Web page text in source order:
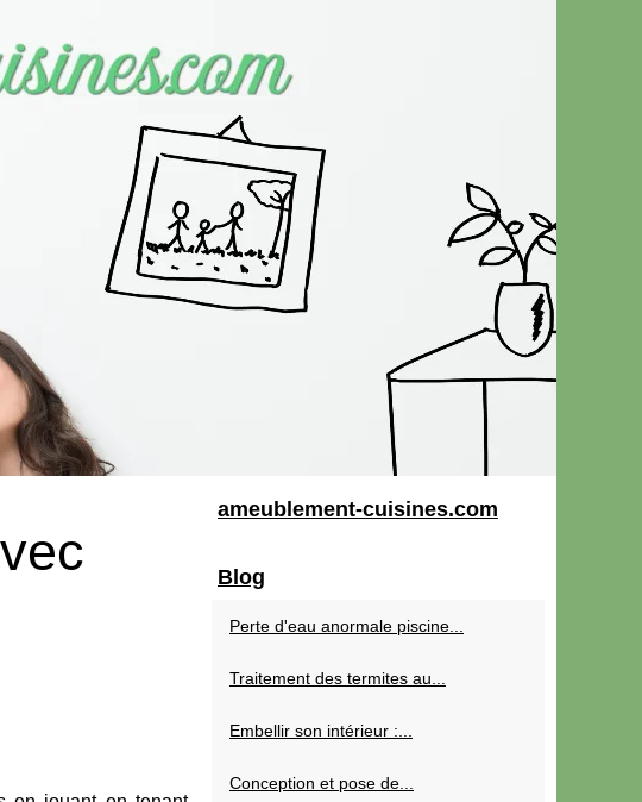
ameublement-cuisines.com
Blog
Perte d'eau anormale piscine...
Traitement des termites au...
Embellir son intérieur :...
Conception et pose de...